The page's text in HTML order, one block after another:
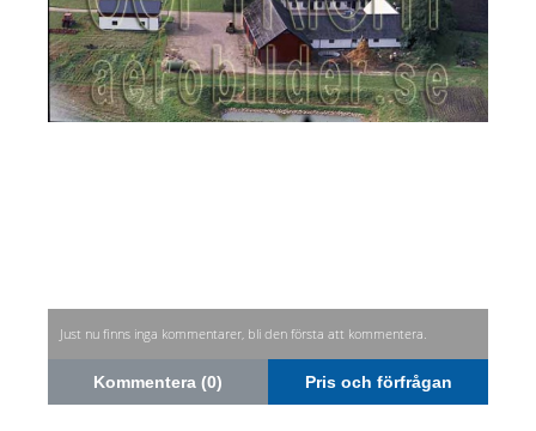
Just nu finns inga kommentarer, bli den första att kommentera.
Kommentera (0) Pris och förfrågan